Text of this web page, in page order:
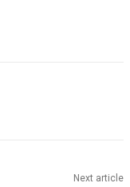
Next article